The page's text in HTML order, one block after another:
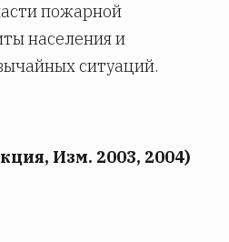
пожарной
населения и
ситуаций.
Изм. 2003, 2004)